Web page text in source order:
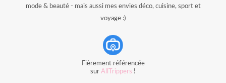
mode & beauté - mais aussi mes envies déco, cuisine, sport et
voyage :)
Fièrement référencée
sur AllTrippers !